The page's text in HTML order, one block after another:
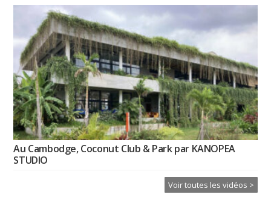
Au Cambodge, Coconut Club & Park par KANOPEA
STUDIO
Voir toutes les vidéos >